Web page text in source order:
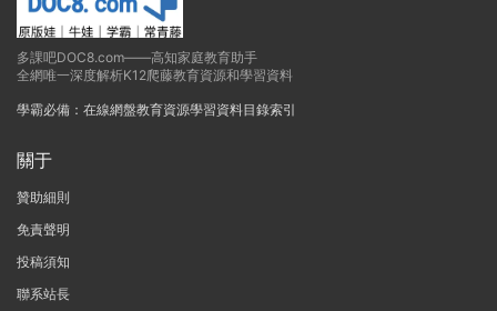
多課吧DOC8.com——高知家庭教育助手
全網唯一深度解析K12爬藤教育資源和學習資料
學霸必備：在線網盤教育資源學習資料目錄索引
關于
贊助細則
免責聲明
投稿須知
聯系站長